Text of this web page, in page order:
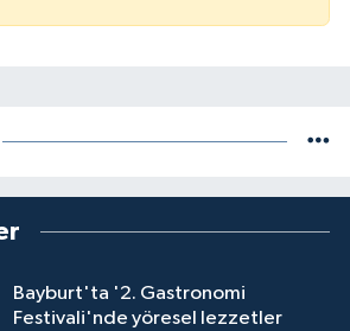
Bayburt'ta '2. Gastronomi
Festivali'nde yöresel lezzetler